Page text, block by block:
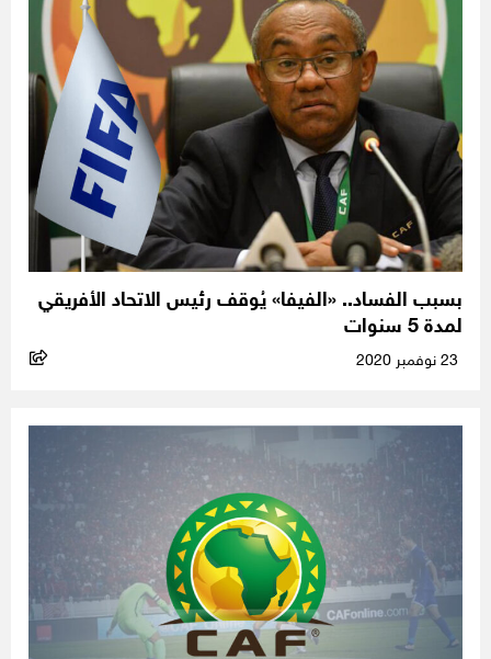
بسبب الفساد.. «الفيفا» يُوقف رئيس الاتحاد الأفريقي
لمدة 5 سنوات